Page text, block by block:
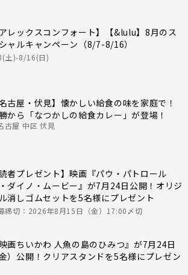
アレックスコンフォート】【&lulu】8月のス
ャルキャンペーン（8/7-8/16）
土)-8/16(日)
名古屋・伏見】懐かしい給食の味を家庭で！
から「なつかしの給食カレー」が登場！
古屋 中区 伏見
読者プレゼント】映画『パウ・パトロール
ダイノ・ムービー』が7月24日公開！オリジ
消しゴムセットを5名様にプレゼント
締切：2026年8月15日（金）17:00〆切
映画ちいかわ 人魚の島のひみつ』が7月24日
金）公開！クリアスタンドを5名様にプレゼン